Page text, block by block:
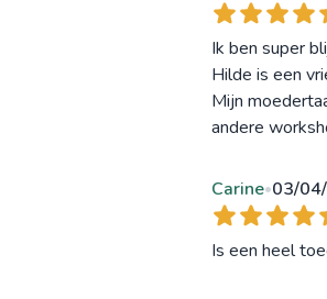
Ik ben super
Hilde is een
Mijn
andere
Carine•03/
Is een heel